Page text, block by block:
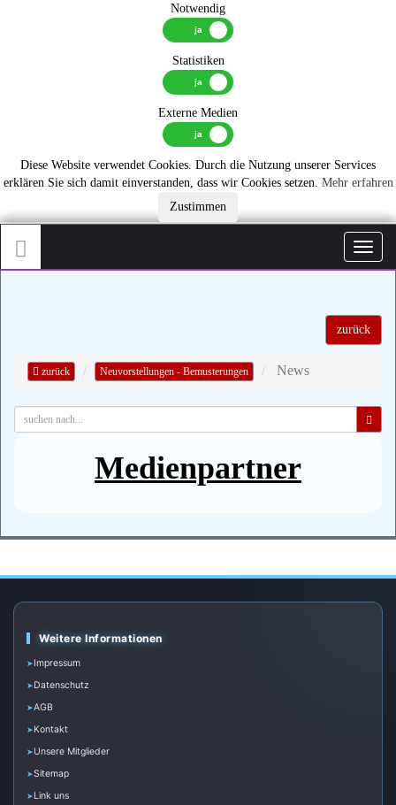
Notwendig
Statistiken
Externe Medien
Diese Website verwendet Cookies. Durch die Nutzung unserer Services
erklären Sie sich damit einverstanden, dass wir Cookies setzen. Mehr erfahren
Zustimmen
zurück
zurück Neuvorstellungen - Bemusterungen News
Medienpartner
Weitere Informationen
Impressum
Datenschutz
AGB
Kontakt
Unsere Mitglieder
Sitemap
Link uns